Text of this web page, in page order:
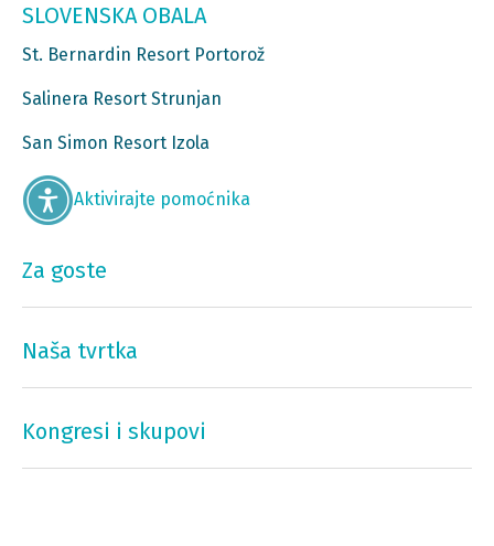
SLOVENSKA OBALA
St. Bernardin Resort Portorož
Salinera Resort Strunjan
San Simon Resort Izola
Aktivirajte pomoćnika
Za goste
Naša tvrtka
Kongresi i skupovi